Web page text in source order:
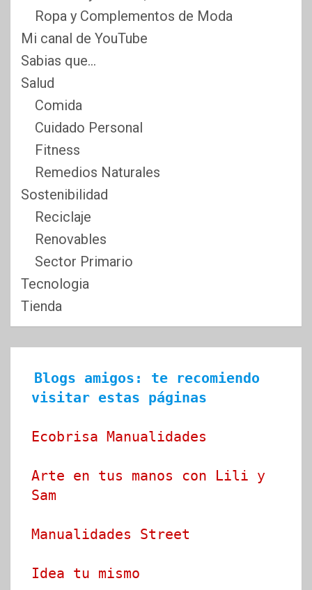
Ropa y Complementos de Moda
Mi canal de YouTube
Sabias que…
Salud
Comida
Cuidado Personal
Fitness
Remedios Naturales
Sostenibilidad
Reciclaje
Renovables
Sector Primario
Tecnologia
Tienda
Blogs amigos: te recomiendo
visitar estas páginas
Ecobrisa Manualidades
Arte en tus manos con Lili y
Sam
Manualidades Street
Idea tu mismo